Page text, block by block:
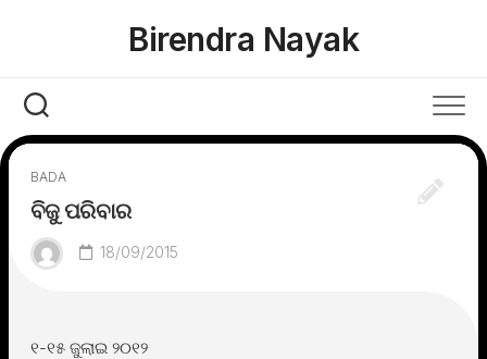
Birendra Nayak
BADA
ବିଜୁ ପରିବାର
18/09/2015
୧-୧୫ ଜୁଲାଇ ୨୦୧୨